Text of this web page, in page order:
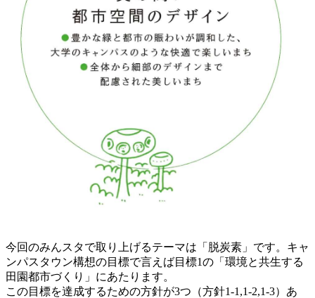
今回のみんスタで取り上げるテーマは「脱炭素」です。キャ
ンパスタウン構想の目標で言えば目標1の「環境と共生する
田園都市づくり」にあたります。
この目標を達成するための方針が3つ（方針1-1,1-2,1-3）あ